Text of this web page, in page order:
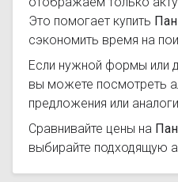
Это помогает купить
сэкономить время на
Если нужной формы или
вы можете посмотреть
предложения или
Сравнивайте цены на
выбирайте подходящую